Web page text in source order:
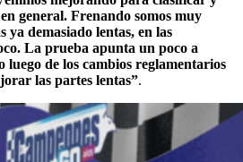
general. Frenando somos muy
ya demasiado lentas, en las
La prueba apunta un poco a
luego de los cambios reglamentarios
las partes lentas”.